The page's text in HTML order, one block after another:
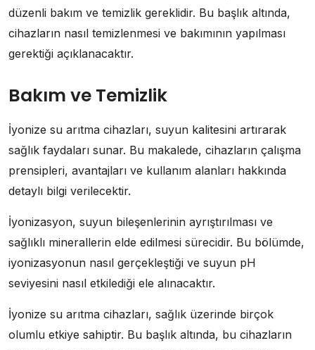
düzenli bakım ve temizlik gereklidir. Bu başlık altında,
cihazların nasıl temizlenmesi ve bakımının yapılması
gerektiği açıklanacaktır.
Bakım ve Temizlik
İyonize su arıtma cihazları, suyun kalitesini artırarak
sağlık faydaları sunar. Bu makalede, cihazların çalışma
prensipleri, avantajları ve kullanım alanları hakkında
detaylı bilgi verilecektir.
İyonizasyon, suyun bileşenlerinin ayrıştırılması ve
sağlıklı minerallerin elde edilmesi sürecidir. Bu bölümde,
iyonizasyonun nasıl gerçekleştiği ve suyun pH
seviyesini nasıl etkilediği ele alınacaktır.
İyonize su arıtma cihazları, sağlık üzerinde birçok
olumlu etkiye sahiptir. Bu başlık altında, bu cihazların